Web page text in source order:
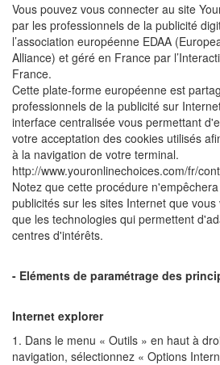
Vous pouvez vous connecter au site
par les professionnels de la publicité
l’association européenne EDAA
Alliance) et géré en France par
France.
Cette plate-forme européenne est
professionnels de la publicité sur
interface centralisée vous permettant
votre acceptation des cookies utilisés
à la navigation de votre terminal.
http://www.youronlinechoices.com/fr/
Notez que cette procédure
publicités sur les sites Internet que
que les technologies qui permettent
centres d'intérêts.
- Eléments de paramétrage des
Internet explorer
1. Dans le menu « Outils » en haut à
navigation, sélectionnez « Options